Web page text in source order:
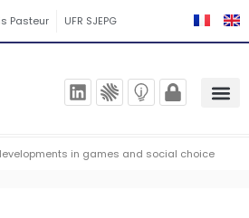
Pasteur UFR SJEPG
in games and social choice